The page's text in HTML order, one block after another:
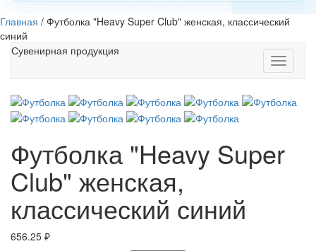
Главная / Футболка "Heavy Super Club" женская, классический
синий
Toggle
Сувенирная продукция
Футболка "Heavy Super
Club" женская,
классический синий
656.25 ₽